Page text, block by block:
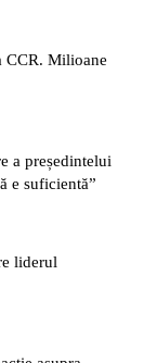
CCR. Milioane
a președintelui
e suficientă”
liderul